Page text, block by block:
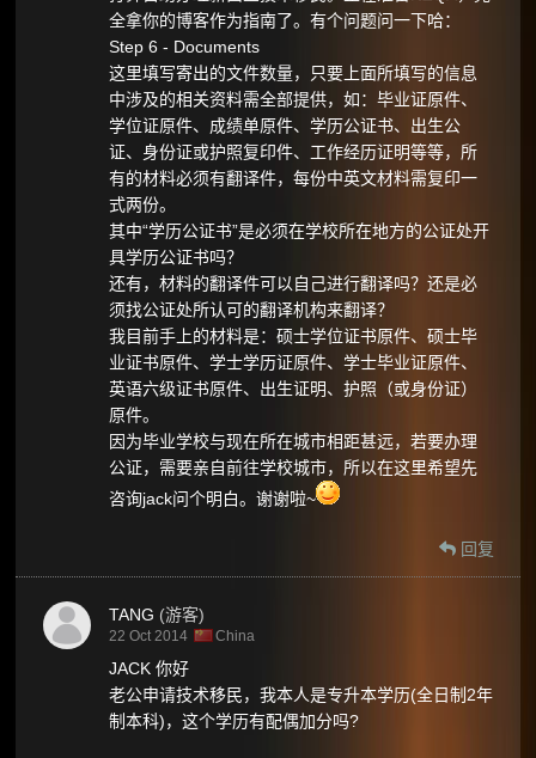
全拿你的博客作为指南了。有个问题问一下哈：
Step 6 - Documents
这里填写寄出的文件数量，只要上面所填写的信息
中涉及的相关资料需全部提供，如：毕业证原件、
学位证原件、成绩单原件、学历公证书、出生公
证、身份证或护照复印件、工作经历证明等等，所
有的材料必须有翻译件，每份中英文材料需复印一
式两份。
其中“学历公证书”是必须在学校所在地方的公证处开
具学历公证书吗？
还有，材料的翻译件可以自己进行翻译吗？还是必
须找公证处所认可的翻译机构来翻译？
我目前手上的材料是：硕士学位证书原件、硕士毕
业证书原件、学士学历证原件、学士毕业证原件、
英语六级证书原件、出生证明、护照（或身份证）
原件。
因为毕业学校与现在所在城市相距甚远，若要办理
公证，需要亲自前往学校城市，所以在这里希望先
咨询jack问个明白。谢谢啦~
回复
TANG (游客)
22 Oct 2014 China
JACK 你好
老公申请技术移民，我本人是专升本学历(全日制2年
制本科)，这个学历有配偶加分吗?